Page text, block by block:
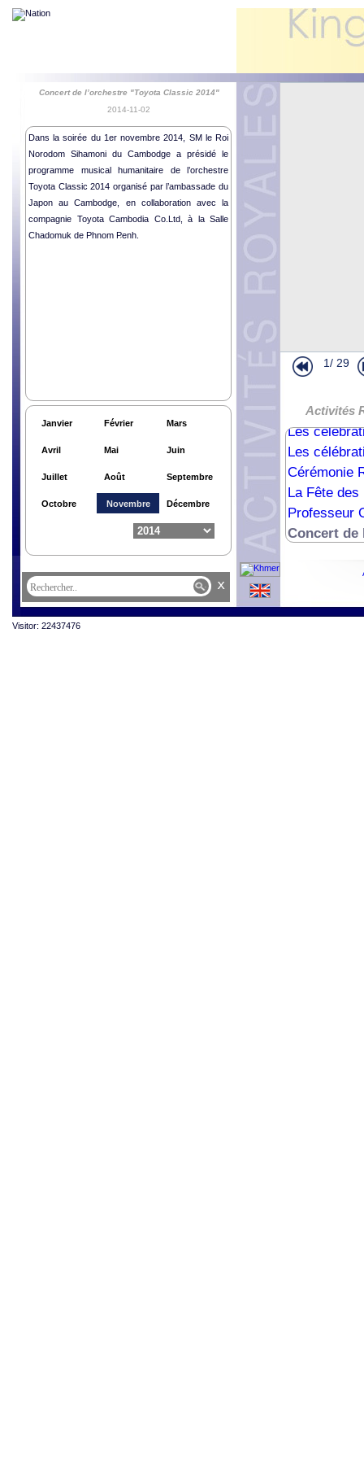
Concert de l’orchestre "Toyota Classic 2014"
2014-11-02
Dans la soirée du 1er novembre 2014, SM le Roi
Norodom Sihamoni du Cambodge a présidé le
programme musical humanitaire de l’orchestre
Toyota Classic 2014 organisé par l’ambassade du
Japon au Cambodge, en collaboration avec la
compagnie Toyota Cambodia Co.Ltd, à la Salle
Chadomuk de Phnom Penh.
Janvier Février Mars
Avril Mai Juin
Juillet Août Septembre
Octobre Novembre Décembre
1/ 29
Activités
Cérémonie
61ème
Les
Les
Cérémonie
La Fête des
Professeur
Concert de
x
Visitor: 22437476